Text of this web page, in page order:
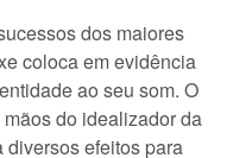
dos maiores
coloca em evidência
ao seu som. O
do idealizador da
efeitos para